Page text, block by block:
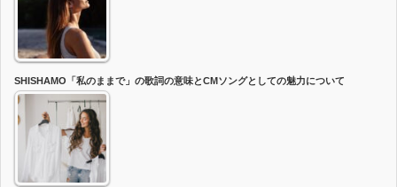
SHISHAMO「私のままで」の歌詞の意味とCMソングとしての魅力について